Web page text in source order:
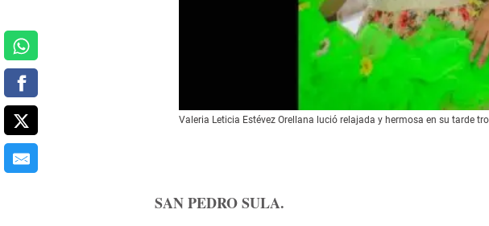
Valeria Leticia Estévez Orellana lució relajada y hermosa en su tarde
SAN PEDRO SULA.